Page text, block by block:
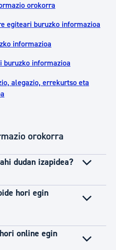
orokorra
egiteari buruzko informazioa
informazioa
buruzko informazioa
alegazio, errekurtso eta
orokorra
dudan izapidea?
hori egin
online egin